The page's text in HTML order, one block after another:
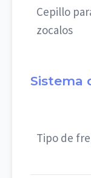
Cepillo
zocalos
Sistema
Tipo de